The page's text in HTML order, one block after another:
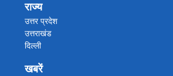
राज्य
उत्तर प्रदेश
उत्तराखंड
दिल्ली
मध्य प्रदेश
खबरें